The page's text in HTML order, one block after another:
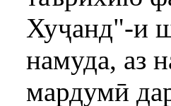
Хуҷанд"-и
намуда, аз
мардумӣ